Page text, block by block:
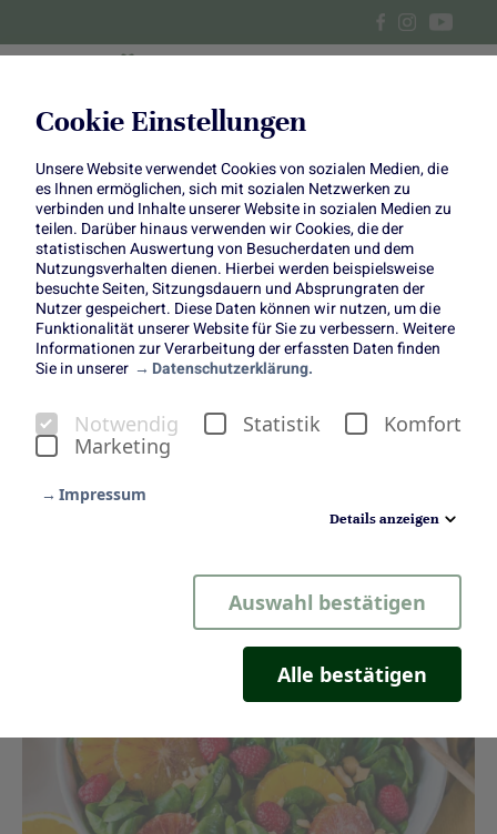
Cookie Einstellungen
Unsere Website verwendet Cookies von sozialen Medien, die
es Ihnen ermöglichen, sich mit sozialen Netzwerken zu
verbinden und Inhalte unserer Website in sozialen Medien zu
teilen. Darüber hinaus verwenden wir Cookies, die der
statistischen Auswertung von Besucherdaten und dem
Nutzungsverhalten dienen. Hierbei werden beispielsweise
besuchte Seiten, Sitzungsdauern und Absprungraten der
Nutzer gespeichert. Diese Daten können wir nutzen, um die
Funktionalität unserer Website für Sie zu verbessern. Weitere
Informationen zur Verarbeitung der erfassten Daten finden
Sie in unserer
Datenschutzerklärung.
Notwendig Statistik
Komfort
Marketing
Impressum
Details anzeigen
Auswahl bestätigen
Alle bestätigen
Feldsalat mit Himbeerdressing
& Rucola-Päckchen mit
Bresaola
Feldsalat mit
Himbeerdressing & Rucola-
Päckchen mit Bresaola